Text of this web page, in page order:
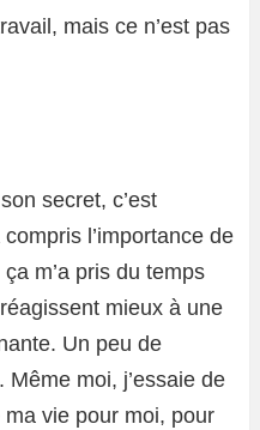
mais ce n’est pas
secret, c’est
l’importance de
m’a pris du temps
mieux à une
Un peu de
moi, j’essaie de
vie pour moi, pour